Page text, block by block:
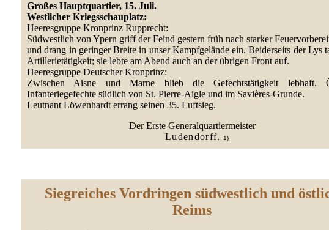
Großes Hauptquartier, 15. Juli.
Westlicher Kriegsschauplatz:
Heeresgruppe Kronprinz Rupprecht:
Südwestlich von Ypern griff der Feind gestern früh nach starker
und drang in geringer Breite in unser Kampfgelände ein. Beiderseits der Lys
Artillerietätigkeit; sie lebte am Abend auch an der übrigen Front auf.
Heeresgruppe Deutscher Kronprinz:
Zwischen Aisne und Marne blieb die Gefechtstätigkeit lebhaft.
Infanteriegefechte südlich von St. Pierre-Aigle und im Savières-Grunde.
Leutnant Löwenhardt errang seinen 35. Luftsieg.
Der Erste Generalquartiermeister
Ludendorff.
1)
Siegreiches Vordringen südwestlich und
Reims